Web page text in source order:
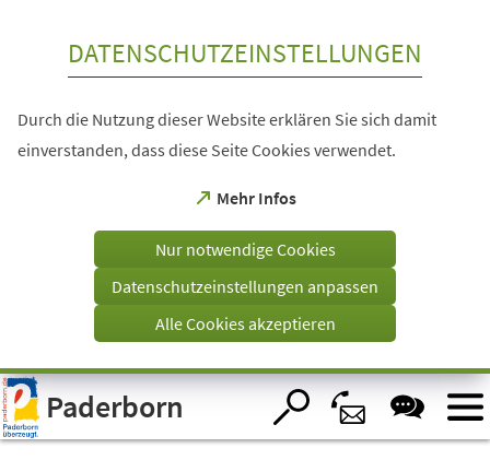
Visuelle
Assistenzsoftware
öffnen.
DATENSCHUTZEINSTELLUNGEN
Durch die Nutzung dieser Website erklären Sie sich damit
einverstanden, dass diese Seite Cookies verwendet.
Mehr Infos
(Öffnet
einem
Tab)
Nur notwendige Cookies
Datenschutzeinstellungen anpassen
Alle Cookies akzeptieren
Paderborn